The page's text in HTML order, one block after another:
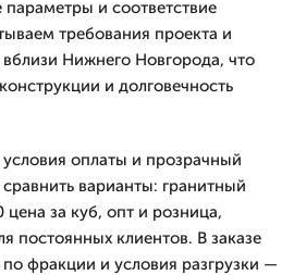
и соответствие
требования проекта и
вблизи Нижнего Новгорода, что
и долговечность
оплаты и прозрачный
варианты: гранитный
за куб, опт и розница,
постоянных клиентов. В заказе
фракции и условия разгрузки —